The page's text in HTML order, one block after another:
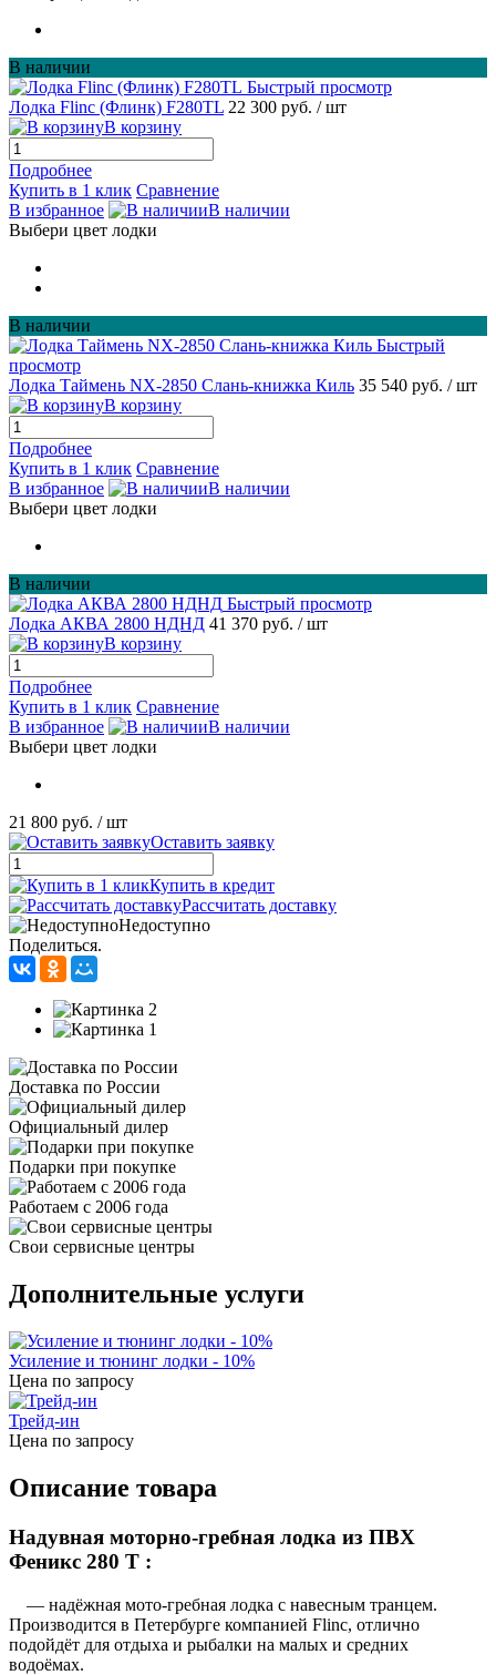
В наличии
Быстрый просмотр
Лодка Flinc (Флинк) F280TL 22 300 руб. / шт
В корзину
Подробнее
Купить в 1 клик Сравнение
В избранное
В наличии
Выбери цвет лодки
В наличии
Быстрый
просмотр
Лодка Таймень NX-2850 Слань-книжка Киль 35 540 руб. / шт
В корзину
Подробнее
Купить в 1 клик Сравнение
В избранное
В наличии
Выбери цвет лодки
В наличии
Быстрый просмотр
Лодка АКВА 2800 НДНД 41 370 руб. / шт
В корзину
Подробнее
Купить в 1 клик Сравнение
В избранное
В наличии
Выбери цвет лодки
21 800 руб. / шт
Оставить заявку
Купить в кредит
Рассчитать доставку
Недоступно
Поделиться.
Доставка по России
Официальный дилер
Подарки при покупке
Работаем с 2006 года
Свои сервисные центры
Дополнительные услуги
Усиление и тюнинг лодки - 10%
Цена по запросу
Трейд-ин
Цена по запросу
Описание товара
Надувная моторно-гребная лодка из ПВХ
Феникс 280 Т :
— надёжная мото-гребная лодка с навесным транцем.
Производится в Петербурге компанией Flinc, отлично
подойдёт для отдыха и рыбалки на малых и средних
водоёмах.